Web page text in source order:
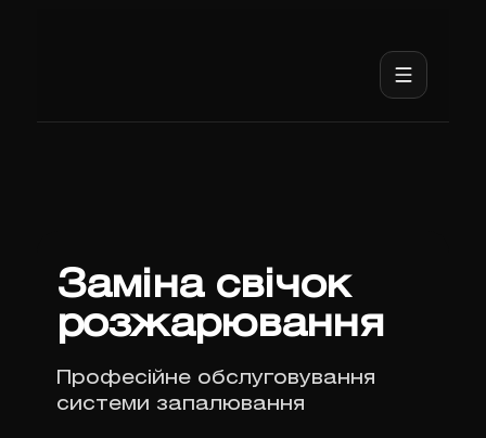
Заміна свічок
розжарювання
Професійне обслуговування
системи запалювання